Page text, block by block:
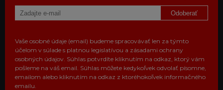
Odoberať
Vaše osobné údaje (email) budeme spracovávať len za týmto
účelom v súlade s platnou legislatívou a zásadami ochrany
osobných údajov. Súhlas potvrdíte kliknutím na odkaz, ktorý vám
pošleme na váš email. Súhlas môžete kedykoľvek odvolať písomne,
emailom alebo kliknutím na odkaz z ktoréhokoľvek informačného
emailu.